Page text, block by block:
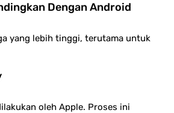
Dengan Android
yang lebih tinggi, terutama untuk
oleh Apple. Proses ini